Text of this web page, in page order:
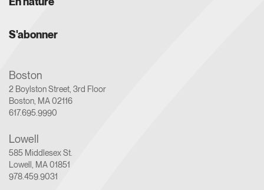
S'abonner
Boston
2 Boylston Street, 3rd Floor
Boston, MA 02116
617.695.9990
Lowell
585 Middlesex St.
Lowell, MA 01851
978.459.9031